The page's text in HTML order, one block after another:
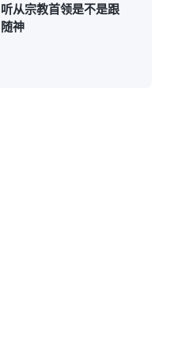
听从宗教首领是不是跟
随神